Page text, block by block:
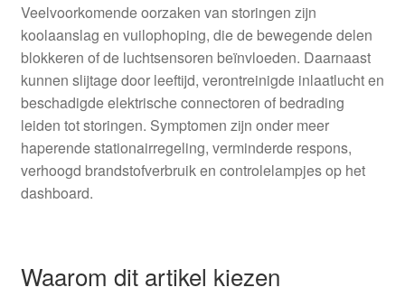
Veelvoorkomende oorzaken van storingen zijn
koolaanslag en vuilophoping, die de bewegende delen
blokkeren of de luchtsensoren beïnvloeden. Daarnaast
kunnen slijtage door leeftijd, verontreinigde inlaatlucht en
beschadigde elektrische connectoren of bedrading
leiden tot storingen. Symptomen zijn onder meer
haperende stationairregeling, verminderde respons,
verhoogd brandstofverbruik en controlelampjes op het
dashboard.
Waarom dit artikel kiezen